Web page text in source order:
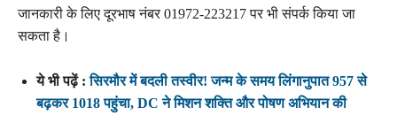
जानकारी के लिए दूरभाष नंबर 01972-223217 पर भी संपर्क किया जा
सकता है।
ये भी पढ़ें :सिरमौर में बदली तस्वीर! जन्म के समय लिंगानुपात 957 से
बढ़कर 1018 पहुंचा, DC ने मिशन शक्ति और पोषण अभियान की